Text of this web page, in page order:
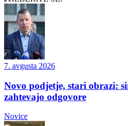
7. avgusta 2026
Novo podjetje, stari obrazi:
zahtevajo odgovore
Novice